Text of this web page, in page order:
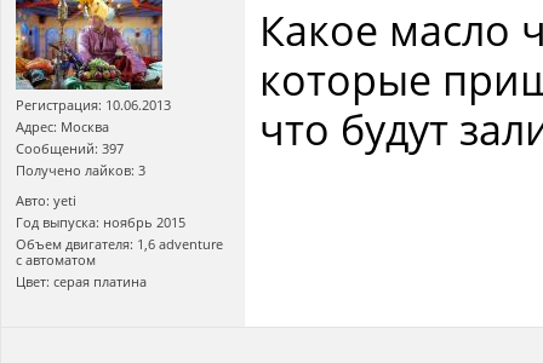
Регистрация: 10.06.2013
Адрес: Москва
Сообщений: 397
Получено лайков: 3
Авто: yeti
Год выпуска: ноябрь 2015
Объем двигателя: 1,6 adventure
с автоматом
Цвет: серая платина
Какое масло
которые
что будут